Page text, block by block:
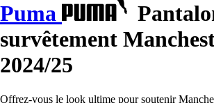
Puma
survêtement
2024/25
Offrez-vous le look ultime pour soutenir